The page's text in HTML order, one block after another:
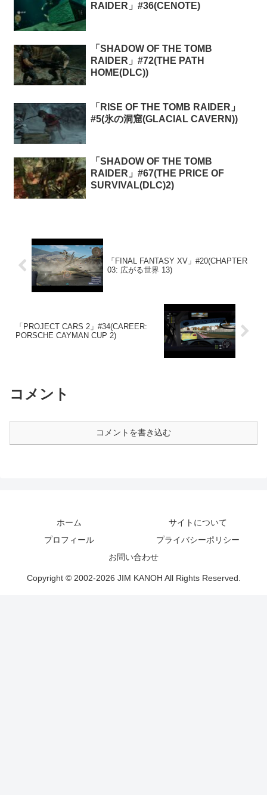
RAIDER」#36(CENOTE)
「SHADOW OF THE TOMB
RAIDER」#72(THE PATH
HOME(DLC))
「RISE OF THE TOMB RAIDER」
#5(氷の洞窟(GLACIAL CAVERN))
「SHADOW OF THE TOMB
RAIDER」#67(THE PRICE OF
SURVIVAL(DLC)2)
「FINAL FANTASY XV」#20(CHAPTER
03: 広がる世界 13)
「PROJECT CARS 2」#34(CAREER:
PORSCHE CAYMAN CUP 2)
コメント
コメントを書き込む
ホーム
サイトについて
プロフィール
プライバシーポリシー
お問い合わせ
Copyright © 2002-2026 JIM KANOH All Rights Reserved.